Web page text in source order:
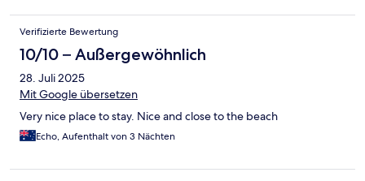
Verifizierte Bewertung
10/10 – Außergewöhnlich
28. Juli 2025
Mit Google übersetzen
Very nice place to stay. Nice and close to the beach
Echo, Aufenthalt von 3 Nächten